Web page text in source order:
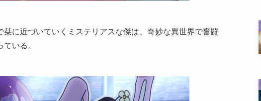
に近づいていくミステリアスな傑は、奇妙な異世界で奮闘
いる。